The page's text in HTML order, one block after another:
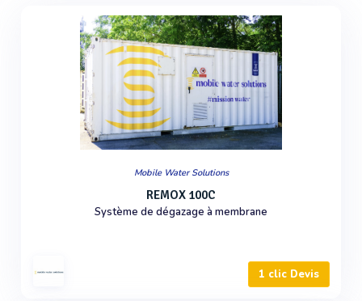
Mobile Water Solutions
REMOX 100C
Système de dégazage à membrane
1 clic Devis